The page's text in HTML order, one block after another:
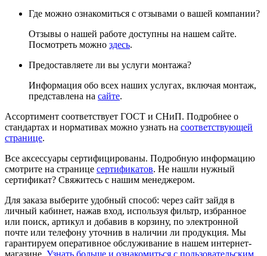
Где можно ознакомиться с отзывами о вашей компании?
Отзывы о нашей работе доступны на нашем сайте.
Посмотреть можно здесь.
Предоставляете ли вы услуги монтажа?
Информация обо всех наших услугах, включая монтаж,
представлена на сайте.
Ассортимент соответствует ГОСТ и СНиП. Подробнее о
стандартах и нормативах можно узнать на соответствующей
странице.
Все аксессуары сертифицированы. Подробную информацию
смотрите на странице сертификатов. Не нашли нужный
сертификат? Свяжитесь с нашим менеджером.
Для заказа выберите удобный способ: через сайт зайдя в
личный кабинет, нажав вход, используя фильтр, избранное
или поиск, артикул и добавив в корзину, по электронной
почте или телефону уточнив в наличии ли продукция. Мы
гарантируем оперативное обслуживание в нашем интернет-
магазине. Узнать больше и ознакомиться с пользовательским